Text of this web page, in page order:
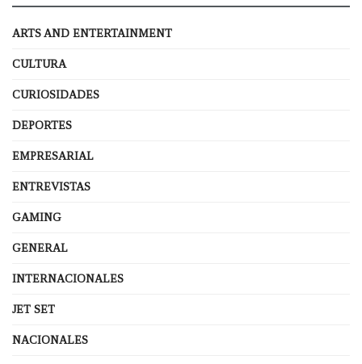
ARTS AND ENTERTAINMENT
CULTURA
CURIOSIDADES
DEPORTES
EMPRESARIAL
ENTREVISTAS
GAMING
GENERAL
INTERNACIONALES
JET SET
NACIONALES